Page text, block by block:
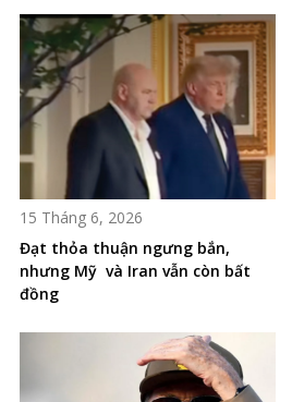
15 Tháng 6, 2026
Đạt thỏa thuận ngưng bắn,
nhưng Mỹ và Iran vẫn còn bất
đồng